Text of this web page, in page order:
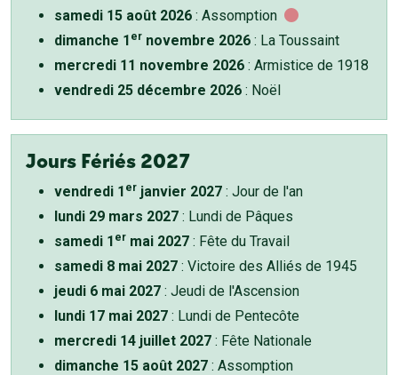
samedi 15 août 2026 : Assomption
dimanche 1 er novembre 2026 : La Toussaint
mercredi 11 novembre 2026 : Armistice de 1918
vendredi 25 décembre 2026 : Noël
Jours Fériés 2027
vendredi 1 er janvier 2027 : Jour de l'an
lundi 29 mars 2027 : Lundi de Pâques
samedi 1 er mai 2027 : Fête du Travail
samedi 8 mai 2027 : Victoire des Alliés de 1945
jeudi 6 mai 2027 : Jeudi de l'Ascension
lundi 17 mai 2027 : Lundi de Pentecôte
mercredi 14 juillet 2027 : Fête Nationale
dimanche 15 août 2027 : Assomption